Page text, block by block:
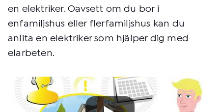
en elektriker. Oavsett om du bor i
enfamiljshus eller flerfamiljshus kan du
anlita en elektriker som hjälper dig med
elarbeten.